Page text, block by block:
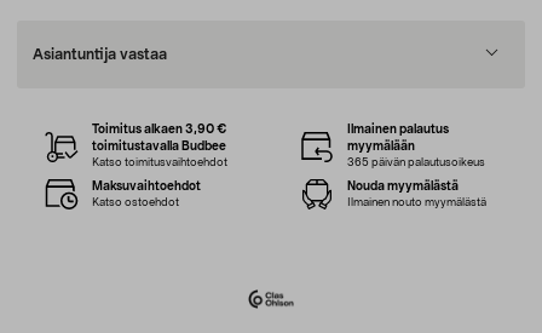
Asiantuntija vastaa
Toimitus alkaen 3,90 €
toimitustavalla Budbee
Katso toimitusvaihtoehdot
Ilmainen palautus
myymälään
365 päivän palautusoikeus
Maksuvaihtoehdot
Katso ostoehdot
Nouda myymälästä
Ilmainen nouto myymälästä